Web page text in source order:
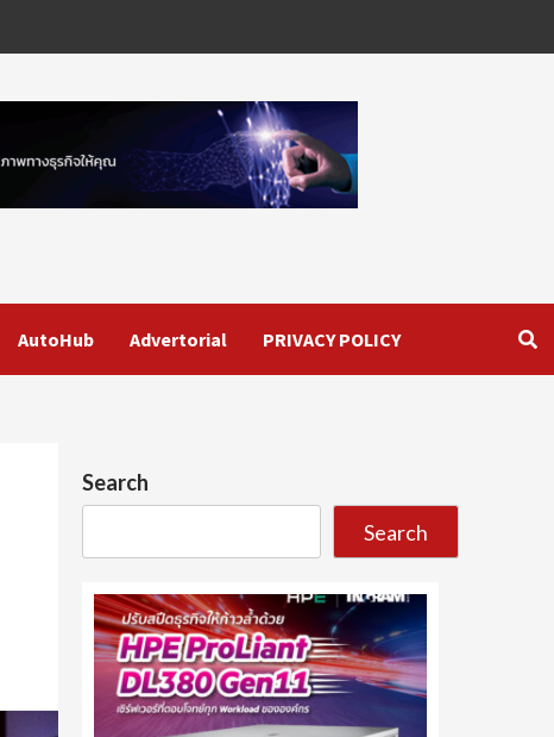
AutoHub Advertorial PRIVACY POLICY
Search
Search